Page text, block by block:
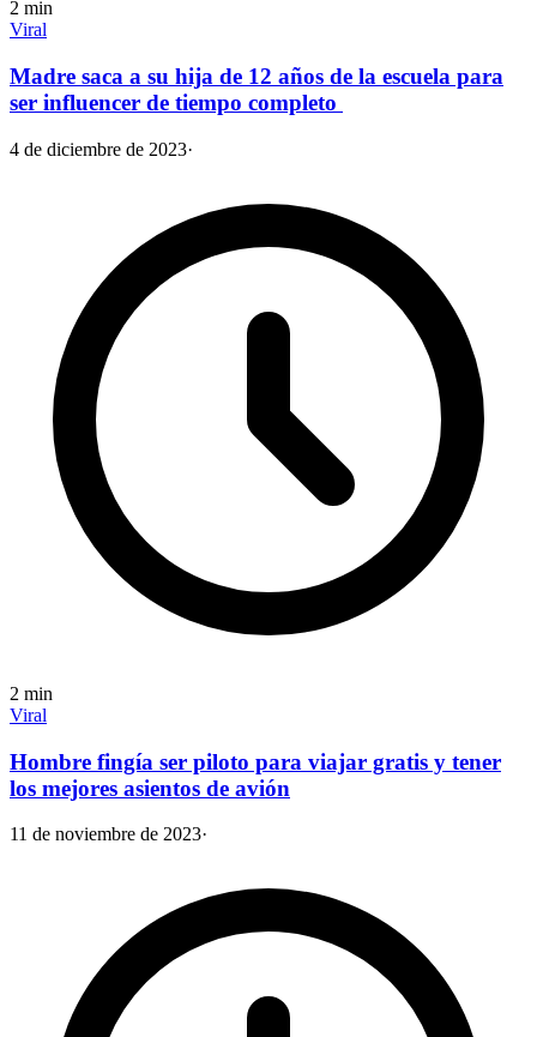
2 min
Viral
Madre saca a su hija de 12 años de la escuela para
ser influencer de tiempo completo
4 de diciembre de 2023·
2 min
Viral
Hombre fingía ser piloto para viajar gratis y tener
los mejores asientos de avión
11 de noviembre de 2023·